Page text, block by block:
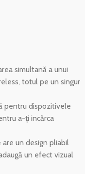
simultană a unui
totul pe un singur
pentru dispozitivele
a-ți incărca
are un design pliabil
un efect vizual